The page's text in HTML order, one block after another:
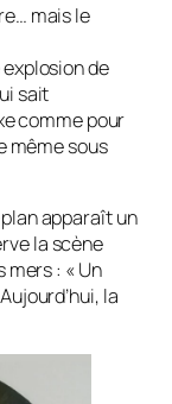
mais le
de
sait
comme pour
même sous
apparaît un
la scène
mers : « Un
la